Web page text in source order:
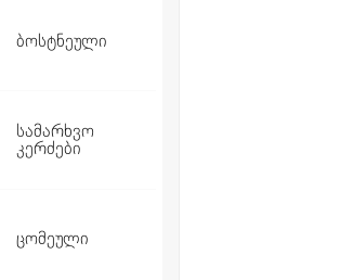
ბოსტნეული
სამარხვო
კერძები
ცომეული